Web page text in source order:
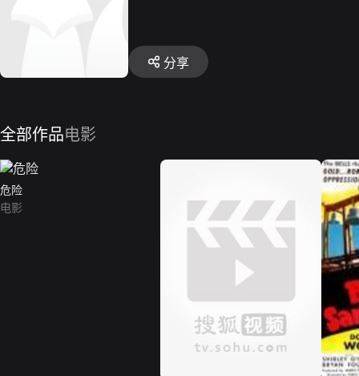
分享
全部作品电影
危险
电影